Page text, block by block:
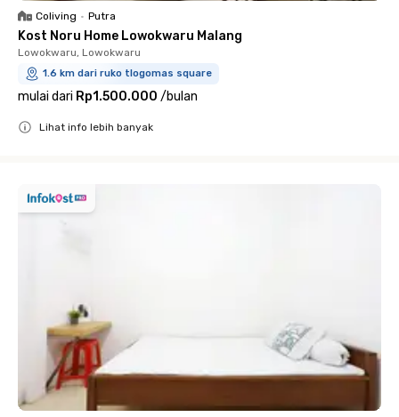
Coliving • Putra
Kost Noru Home Lowokwaru Malang
Lowokwaru, Lowokwaru
1.6 km dari ruko tlogomas square
mulai dari Rp1.500.000 /bulan
Lihat info lebih banyak